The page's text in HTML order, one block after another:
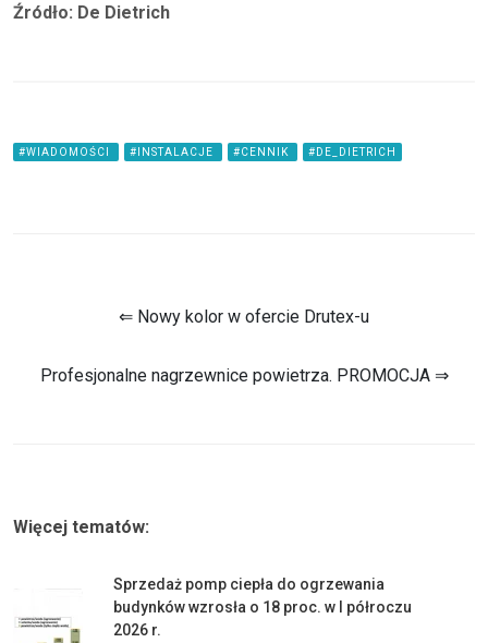
Źródło: De Dietrich
#WIADOMOŚCI #INSTALACJE #CENNIK #DE_DIETRICH
⇐ Nowy kolor w ofercie Drutex-u
Profesjonalne nagrzewnice powietrza. PROMOCJA ⇒
Więcej tematów:
Sprzedaż pomp ciepła do ogrzewania
budynków wzrosła o 18 proc. w I półroczu
2026 r.